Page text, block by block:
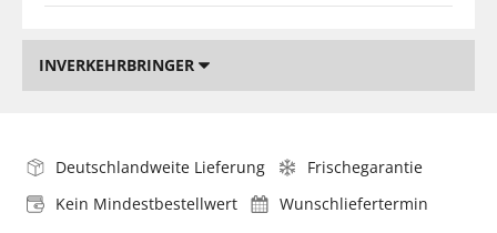
INVERKEHRBRINGER
Deutschlandweite Lieferung
Frischegarantie
Kein Mindestbestellwert
Wunschliefertermin